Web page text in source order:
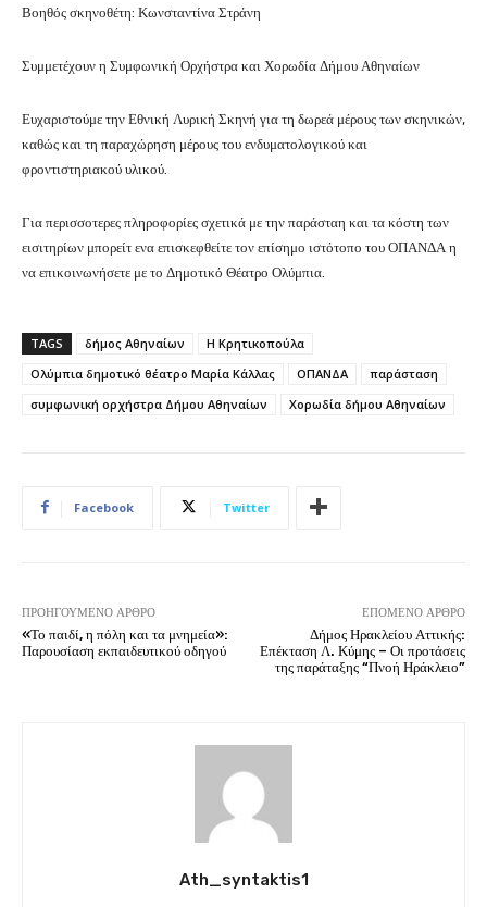
Βοηθός σκηνοθέτη: Κωνσταντίνα Στράνη
Συμμετέχουν η Συμφωνική Ορχήστρα και Χορωδία Δήμου Αθηναίων
Ευχαριστούμε την Εθνική Λυρική Σκηνή για τη δωρεά μέρους των σκηνικών,
καθώς και τη παραχώρηση μέρους του ενδυματολογικού και
φροντιστηριακού υλικού.
Για περισσοτερες πληροφορίες σχετικά με την παράσταη και τα κόστη των
εισιτηρίων μπορείτ ενα επισκεφθείτε τον επίσημο ιστότοπο του ΟΠΑΝΔΑ η
να επικοινωνήσετε με το Δημοτικό Θέατρο Ολύμπια.
TAGS δήμος Αθηναίων
Η Κρητικοπούλα
Ολύμπια δημοτικό θέατρο Μαρία Κάλλας
ΟΠΑΝΔΑ
παράσταση
συμφωνική ορχήστρα Δήμου Αθηναίων
Χορωδία δήμου Αθηναίων
Facebook Twitter
ΠΡΟΗΓΟΎΜΕΝΟ ΆΡΘΡΟ
«Το παιδί, η πόλη και τα μνημεία»:
Παρουσίαση εκπαιδευτικού οδηγού
ΕΠΌΜΕΝΟ ΆΡΘΡΟ
Δήμος Ηρακλείου Αττικής:
Επέκταση Λ. Κύμης – Οι προτάσεις
της παράταξης “Πνοή Ηράκλειο”
Ath_syntaktis1